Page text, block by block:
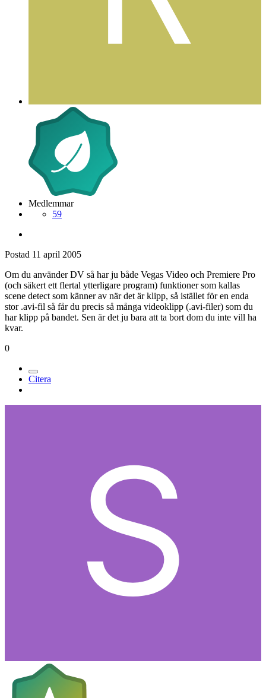
Medlemmar
59
Postad 11 april 2005
Om du använder DV så har ju både Vegas Video och Premiere Pro
(och säkert ett flertal ytterligare program) funktioner som kallas
scene detect som känner av när det är klipp, så istället för en enda
stor .avi-fil så får du precis så många videoklipp (.avi-filer) som du
har klipp på bandet. Sen är det ju bara att ta bort dom du inte vill ha
kvar.
0
Citera